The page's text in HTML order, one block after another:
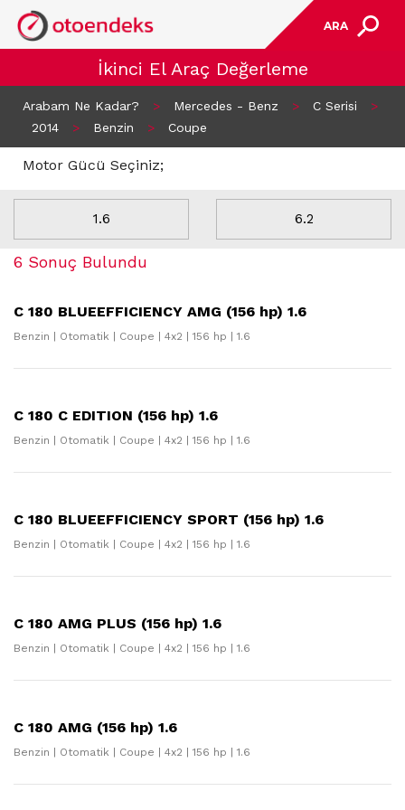
ARA
İkinci El Araç Değerleme
Arabam Ne Kadar? > Mercedes - Benz > C Serisi
>
2014
> Benzin > Coupe
Motor Gücü Seçiniz;
1.6 6.2
6 Sonuç Bulundu
C 180 BLUEEFFICIENCY AMG (156 hp) 1.6
Benzin | Otomatik | Coupe | 4x2 | 156 hp | 1.6
C 180 C EDITION (156 hp) 1.6
Benzin | Otomatik | Coupe | 4x2 | 156 hp | 1.6
C 180 BLUEEFFICIENCY SPORT (156 hp) 1.6
Benzin | Otomatik | Coupe | 4x2 | 156 hp | 1.6
C 180 AMG PLUS (156 hp) 1.6
Benzin | Otomatik | Coupe | 4x2 | 156 hp | 1.6
C 180 AMG (156 hp) 1.6
Benzin | Otomatik | Coupe | 4x2 | 156 hp | 1.6